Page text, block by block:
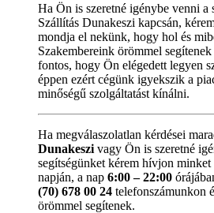
Ha Ön is szeretné igénybe venni a
Szállítás Dunakeszi kapcsán,
mondja el nekünk, hogy hol és
Szakembereink örömmel
fontos, hogy Ön elégedett legyen
éppen ezért cégünk igyekszik a
minőségű szolgáltatást kínálni.
Ha megválaszolatlan kérdései
Dunakeszi vagy Ön is szeretné
segítségünket kérem hívjon
napján, a nap 6:00 – 22:00
(70) 678 00 24 telefonszámunkon
örömmel segítenek.